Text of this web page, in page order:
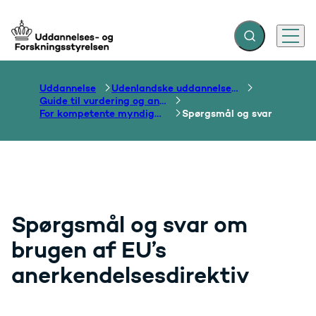
Gå til forsiden Fold søgefelt ud
Menu
Uddannelse
Udenlandske uddannelser og dokumentation over grænser
Guide til vurdering og anerkendelse
For kompetente myndigheder
Spørgsmål og svar
Spørgsmål og svar om
brugen af EU’s
anerkendelsesdirektiv